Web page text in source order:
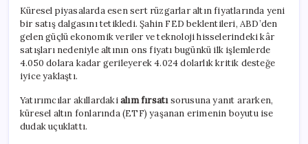
derken
milyar
dolar
eridi
gitti
Küresel piyasalarda esen sert rüzgarlar altın fiyatlarında yeni
bir satış dalgasını tetikledi. Şahin FED beklentileri, ABD’den
gelen güçlü ekonomik veriler ve teknoloji hisselerindeki kâr
satışları nedeniyle altının ons fiyatı bugünkü ilk işlemlerde
4.050 dolara kadar gerileyerek 4.024 dolarlık kritik desteğe
iyice yaklaştı.
Yatırımcılar akıllardakialım fırsatısorusuna yanıt ararken,
küresel altın fonlarında (ETF) yaşanan erimenin boyutu ise
dudak uçuklattı.